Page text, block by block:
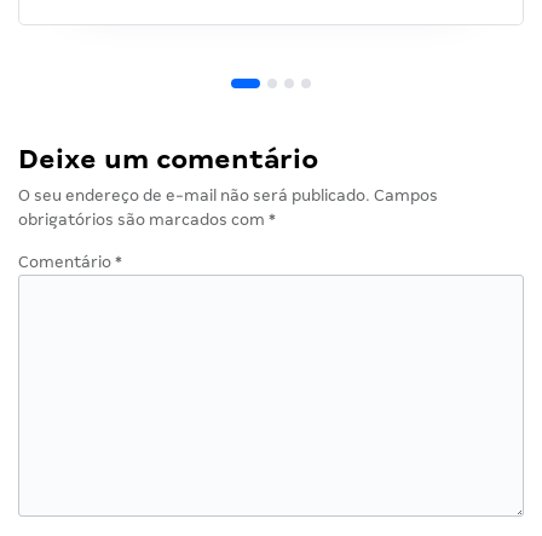
Deixe um comentário
O seu endereço de e-mail não será publicado. Campos
obrigatórios são marcados com *
Comentário *